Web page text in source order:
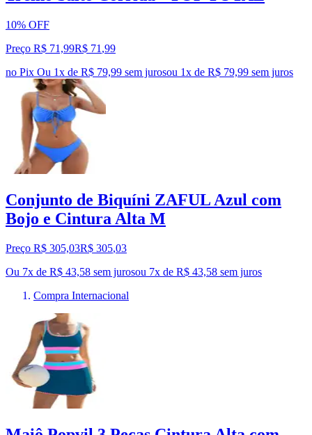
10% OFF
Preço R$ 71,99R$ 71 ,99
no Pix Ou 1x de R$ 79,99 sem jurosou 1x de R$ 79,99 sem juros
Conjunto de Biquíni ZAFUL Azul com
Bojo e Cintura Alta M
Preço R$ 305,03R$ 305,03
Ou 7x de R$ 43,58 sem jurosou 7x de R$ 43,58 sem juros
Compra Internacional